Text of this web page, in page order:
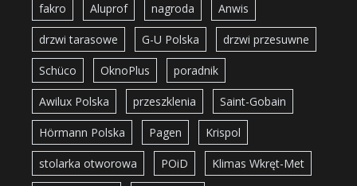
fakro Aluprof nagroda Anwis
drzwi tarasowe G-U Polska drzwi przesuwne
Schüco OknoPlus poradnik
Awilux Polska przeszklenia Saint-Gobain
Hörmann Polska Pagen Krispol
stolarka otworowa POiD Klimas Wkręt-Met